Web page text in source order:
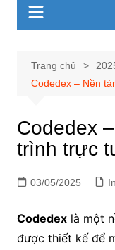
Trang chủ
Codedex – Nền
Codedex
trình trực
03/05/2025
Codedexlà một
được thiết kế để